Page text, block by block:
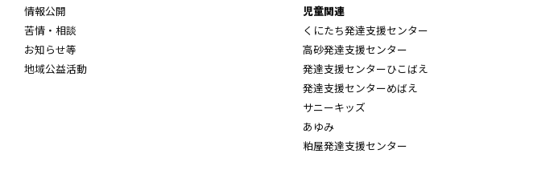
情報公開
苦情・相談
お知らせ等
地域公益活動
児童関連
くにたち発達支援センター
高砂発達支援センター
発達支援センターひこばえ
発達支援センターめばえ
サニーキッズ
あゆみ
粕屋発達支援センター